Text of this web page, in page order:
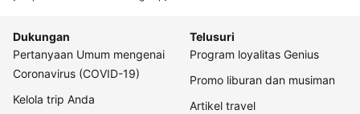
Dukungan
Pertanyaan Umum mengenai
Coronavirus (COVID-19)
Kelola trip Anda
Telusuri
Program loyalitas Genius
Promo liburan dan musiman
Artikel travel